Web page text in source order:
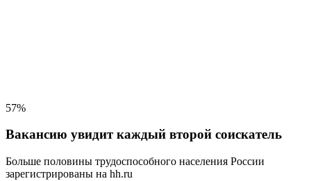
57%
Вакансию увидит каждый второй соискатель
Больше половины трудоспособного населения России
зарегистрированы на hh.ru